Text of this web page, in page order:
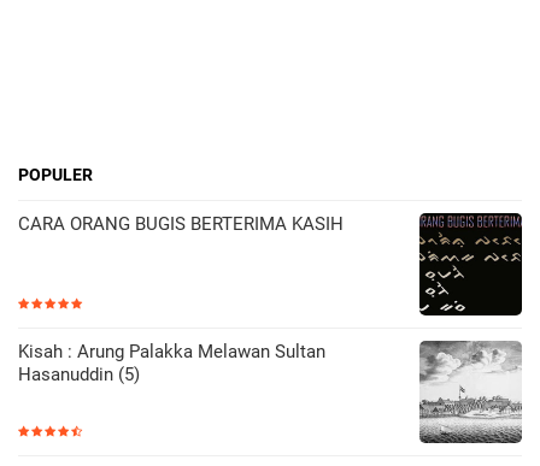
POPULER
CARA ORANG BUGIS BERTERIMA KASIH
Kisah : Arung Palakka Melawan Sultan
Hasanuddin (5)